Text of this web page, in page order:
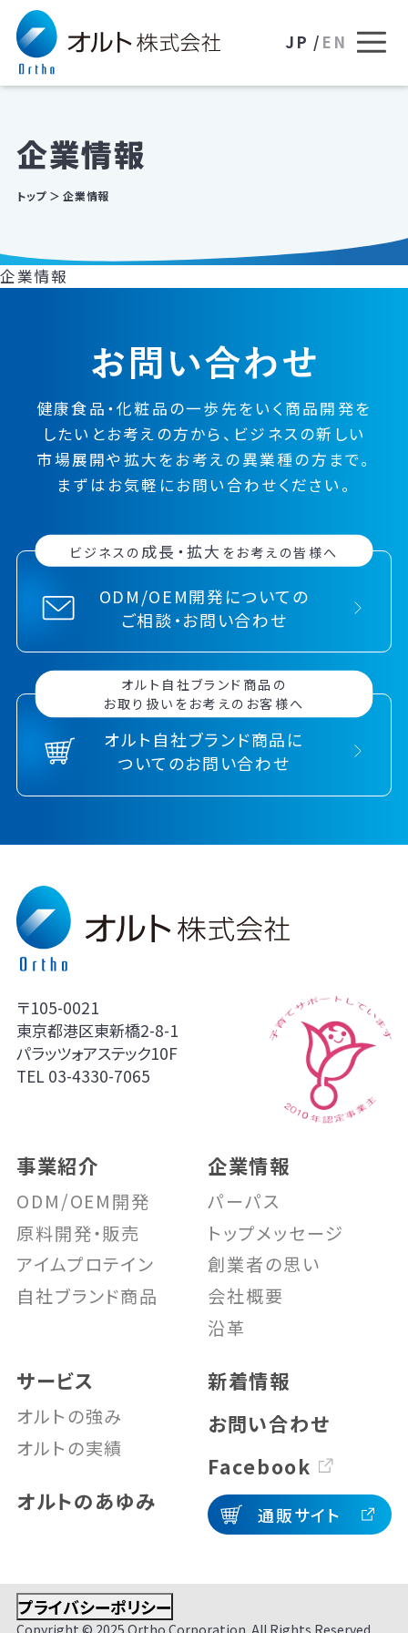
JP / EN
企業情報
トップ 企業情報
企業情報
健康食品・化粧品の一歩先をいく 商品開発を
したい とお考えの方から、 ビジネスの新しい
市場展開や拡大をお考えの異業種の方まで。
まずはお気軽にお問い合わせください。
ビジネスの 成長・拡大 をお考えの皆様へ
ODM/OEM開発についての
ご相談・お問い合わせ
オルト自社ブランド商品の
お取り扱いをお考えのお客様へ
オルト自社ブランド商品に
ついてのお問い合わせ
〒105-0021
東京都港区東新橋2-8-1
パラッツォアステック10F
TEL 03-4330-7065
事業紹介
ODM/OEM開発
原料開発・販売
アイムプロテイン
自社ブランド商品
企業情報
パーパス
トップメッセージ
創業者の思い
会社概要
沿革
サービス
オルトの強み
オルトの実績
オルトのあゆみ
新着情報
お問い合わせ
Facebook
通販サイト
プライバシーポリシー
Copyright © 2025 Ortho Corporation. All Rights Reserved.